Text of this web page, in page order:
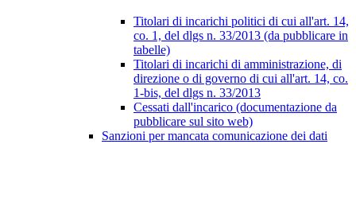
Titolari di incarichi politici di cui all'art. 14,
co. 1, del dlgs n. 33/2013 (da pubblicare in
tabelle)
Titolari di incarichi di amministrazione, di
direzione o di governo di cui all'art. 14, co.
1-bis, del dlgs n. 33/2013
Cessati dall'incarico (documentazione da
pubblicare sul sito web)
Sanzioni per mancata comunicazione dei dati